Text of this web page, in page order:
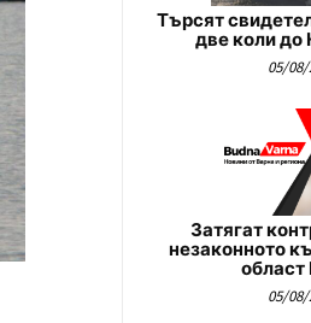
Търсят
две коли
05/08/
Затягат
незаконното
област
05/08/